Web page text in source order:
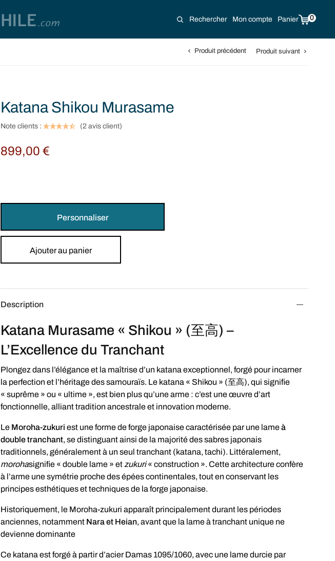
Rechercher Mon compte Panier 0
Produit précédent Produit suivant
Katana Shikou Murasame
Note clients : (2avis client)
899,00€
Personnaliser
Ajouter au panier
Description
Katana Murasame « Shikou » (至高) –
L’Excellence du Tranchant
Plongez dans l’élégance et la maîtrise d’un katana exceptionnel, forgé pour incarner
la perfection et l’héritage des samouraïs. Le katana « Shikou » (至高), qui signifie
« suprême » ou « ultime », est bien plus qu’une arme : c’est une œuvre d’art
fonctionnelle, alliant tradition ancestrale et innovation moderne.
Le Moroha-zukuri est une forme de forge japonaise caractérisée par une lameà
double tranchant, se distinguant ainsi de la majorité des sabres japonais
traditionnels, généralement à un seul tranchant (katana, tachi). Littéralement,
morohasignifie « double lame » et zukuri« construction ». Cette architecture confère
à l’arme une symétrie proche des épées continentales, tout en conservant les
principes esthétiques et techniques de la forge japonaise.
Historiquement, le Moroha-zukuri apparaît principalement durant les périodes
anciennes, notamment Nara et Heian, avant que la lame à tranchant unique ne
devienne dominante
Ce katana est forgé à partir d’acier Damas 1095/1060, avec une lame durcie par